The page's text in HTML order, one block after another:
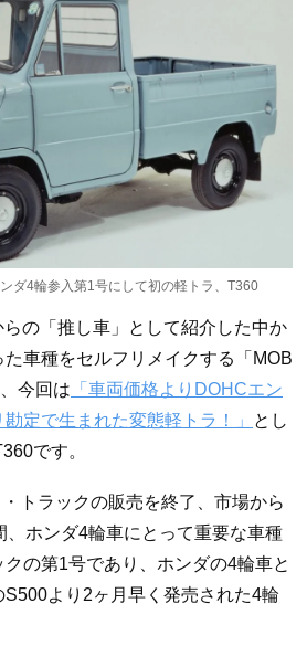
ダ4輪参入第1号にして初の軽トラ、T360
の「推し車」として紹介した中か
車種をセルフリメイクする「MOB
今回は 「車両価格よりDOHCエン
定で生まれた変態軽トラ！」
とし
です。
トラックの販売を終了、市場から
、ホンダ4輪車にとって重要な車種
の第1号であり、ホンダの4輪車と
S500より2ヶ月早く発売された4輪